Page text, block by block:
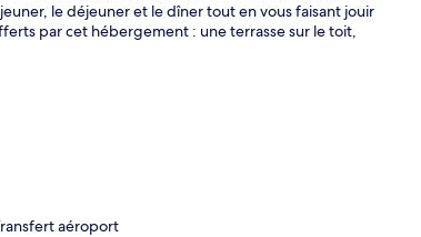
le déjeuner et le dîner tout en vous faisant jouir
par cet hébergement : une terrasse sur le toit,
aéroport